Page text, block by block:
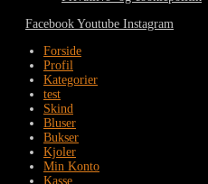
Facebook Youtube Instagram
Forside
Profil
Kategorier
test
Skind
Bluser
Bukser
Kjoler
Min Konto
Kasse